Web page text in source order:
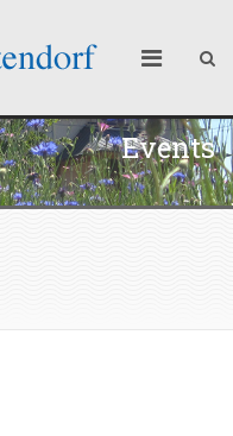
Events